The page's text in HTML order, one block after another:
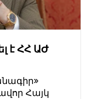
է ՀՀ ԱԺ
Հայկ